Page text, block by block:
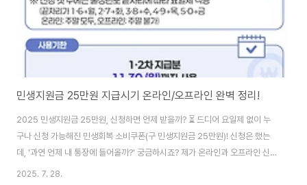
민생지원금 25만원 지급시기 온라인/오프라인 완벽 정리!
2025 민생지원금 25만원, 신청하면 언제 받을까? ⏳ 드디어 요일제 없이 누
구나 신청 가능해진 민생회복 소비쿠폰(구 민생지원금 25만원)! 신청은 했는
데, '과연 언제 내 통장에 들어올까?' 궁금하시죠? 제가 온라인과 오프라인 신
청에 따른 정확한 지급 시기와 함께 놓치지 말아야 할 사용 기한까지 자세히 알
2025. 7. 28.